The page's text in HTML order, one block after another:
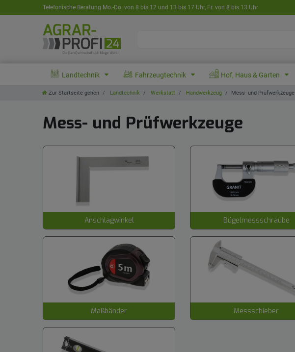
Telefonische Beratung Mo.-Do. von 8 bis 12 und 13 bis 17 Uhr, Fr. von 8 bis 13 Uhr
Landtechnik Fahrzeugtechnik Hof, Haus & Garten
Zur Startseite gehen Landtechnik Werkstatt Handwerkzeug Mess- und Prüfwerkzeuge
Mess- und Prüfwerkzeuge
Anschlagwinkel Bügelmessschraube
Maßbänder Messschieber